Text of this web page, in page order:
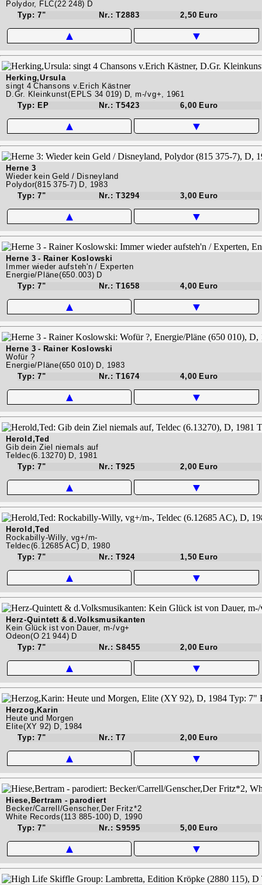
Polydor, FLC(22 248) D
Typ: 7"
Nr.: T2883 2,50 Euro
▲ ▼
Herking,Ursula
singt 4 Chansons v.Erich Kästner
D.Gr. Kleinkunst(EPLS 34 019) D, m-/vg+, 1961
Typ: EP
Nr.: T5423 6,00 Euro
▲ ▼
Herne 3
Wieder kein Geld / Disneyland
Polydor(815 375-7) D, 1983
Typ: 7"
Nr.: T3294 3,00 Euro
▲ ▼
Herne 3 - Rainer Koslowski
Immer wieder aufsteh'n / Experten
Energie/Pläne(650.003) D
Typ: 7"
Nr.: T1658 4,00 Euro
▲ ▼
Herne 3 - Rainer Koslowski
Wofür ?
Energie/Pläne(650 010) D, 1983
Typ: 7"
Nr.: T1674 4,00 Euro
▲ ▼
Herold,Ted
Gib dein Ziel niemals auf
Teldec(6.13270) D, 1981
Typ: 7"
Nr.: T925 2,00 Euro
▲ ▼
Herold,Ted
Rockabilly-Willy, vg+/m-
Teldec(6.12685 AC) D, 1980
Typ: 7"
Nr.: T924 1,50 Euro
▲ ▼
Herz-Quintett & d.Volksmusikanten
Kein Glück ist von Dauer, m-/vg+
Odeon(O 21 944) D
Typ: 7"
Nr.: S8455 2,00 Euro
▲ ▼
Herzog,Karin
Heute und Morgen
Elite(XY 92) D, 1984
Typ: 7"
Nr.: T7 2,00 Euro
▲ ▼
Hiese,Bertram - parodiert
Becker/Carrell/Genscher,Der Fritz*2
White Records(113 885-100) D, 1990
Typ: 7"
Nr.: S9595 5,00 Euro
▲ ▼